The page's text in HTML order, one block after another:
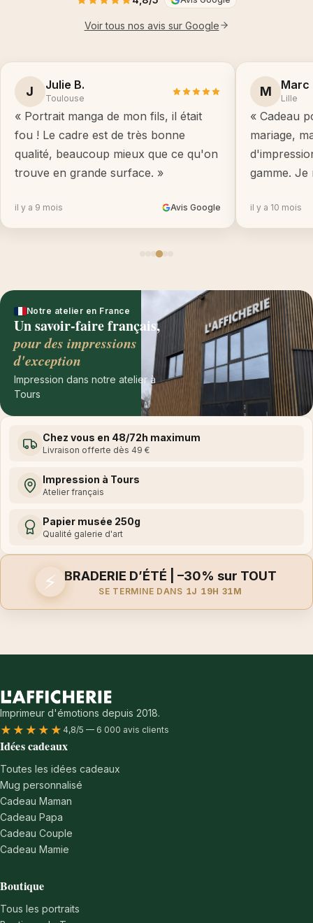
Voir tous nos avis sur Google
J Julie B.
Toulouse
« Portrait manga de mon fils, il était
fou ! Le cadre est de très bonne
qualité, beaucoup mieux que ce qu'on
trouve en grande surface. »
il y a 9 mois Avis Google
M Marc
Lille
« Cadeau
mariage,
gamme. Je
il y a 10 mois
Notre atelier en France
Un savoir-faire français,
pour des impressions
d'exception
Impression dans notre atelier à
Tours
Chez vous en 48/72h maximum
Livraison offerte dès 49 €
Impression à Tours
Atelier français
Papier musée 250g
Qualité galerie d'art
⚡ BRADERIE D’ÉTÉ | –30% sur TOUT
SE TERMINE DANS 1J 19H 31M
Imprimeur d'émotions depuis 2018.
★★★★★ 4,8/5 — 6 000 avis clients
Idées cadeaux
Toutes les idées cadeaux
Mug personnalisé
Cadeau Maman
Cadeau Papa
Cadeau Couple
Cadeau Mamie
Boutique
Tous les portraits